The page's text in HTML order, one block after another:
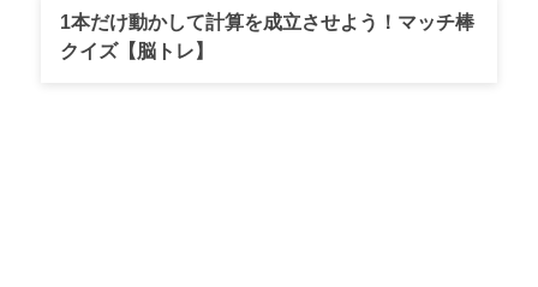
独特な時間が流れました。
1本だけ動かして計算を成立させよう！マッチ棒
クイズ【脳トレ】